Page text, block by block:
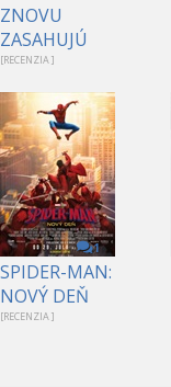
ZNOVU
ZASAHUJÚ
[RECENZIA ]
1
SPIDER-MAN:
NOVÝ DEŇ
[RECENZIA ]